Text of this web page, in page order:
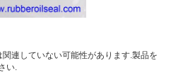
連していない可能性があります.製品を
い.